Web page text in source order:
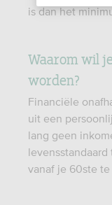
is dan het
Waarom wil
worden?
Financiële
uit een
lang geen
vanaf je 60ste